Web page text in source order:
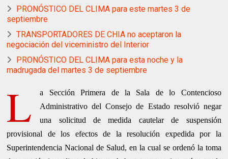
PRONÓSTICO DEL CLIMA para este martes 3 de
septiembre
TRANSPORTADORES DE CHIA no aceptaron la
negociación del viceministro del Interior
PRONÓSTICO DEL CLIMA para esta noche y la
madrugada del martes 3 de septiembre
L
a Sección Primera de la Sala de lo Contencioso
Administrativo del Consejo de Estado resolvió negar
una solicitud de medida cautelar de suspensión
provisional de los efectos de la resolución expedida por la
Superintendencia Nacional de Salud, en la cual se ordenó la toma